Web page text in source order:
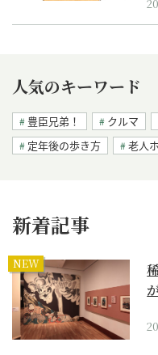
人気のキーワード
豊臣兄弟！ クルマ
定年後の歩き方
老人
新着記事
NEW